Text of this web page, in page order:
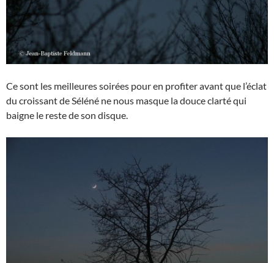
Ce sont les meilleures soirées pour en profiter avant que l’éclat
du croissant de Séléné ne nous masque la douce clarté qui
baigne le reste de son disque.